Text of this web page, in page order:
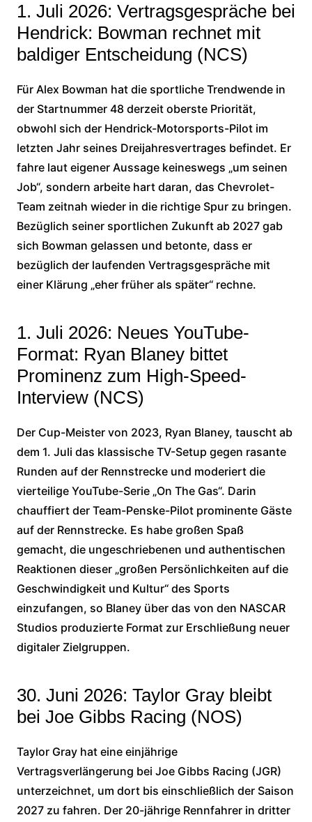
1. Juli 2026: Vertragsgespräche bei
Hendrick: Bowman rechnet mit
baldiger Entscheidung (NCS)
Für Alex Bowman hat die sportliche Trendwende in
der Startnummer 48 derzeit oberste Priorität,
obwohl sich der Hendrick-Motorsports-Pilot im
letzten Jahr seines Dreijahresvertrages befindet. Er
fahre laut eigener Aussage keineswegs „um seinen
Job“, sondern arbeite hart daran, das Chevrolet-
Team zeitnah wieder in die richtige Spur zu bringen.
Bezüglich seiner sportlichen Zukunft ab 2027 gab
sich Bowman gelassen und betonte, dass er
bezüglich der laufenden Vertragsgespräche mit
einer Klärung „eher früher als später“ rechne.
1. Juli 2026: Neues YouTube-
Format: Ryan Blaney bittet
Prominenz zum High-Speed-
Interview (NCS)
Der Cup-Meister von 2023, Ryan Blaney, tauscht ab
dem 1. Juli das klassische TV-Setup gegen rasante
Runden auf der Rennstrecke und moderiert die
vierteilige YouTube-Serie „On The Gas“. Darin
chauffiert der Team-Penske-Pilot prominente Gäste
auf der Rennstrecke. Es habe großen Spaß
gemacht, die ungeschriebenen und authentischen
Reaktionen dieser „großen Persönlichkeiten auf die
Geschwindigkeit und Kultur“ des Sports
einzufangen, so Blaney über das von den NASCAR
Studios produzierte Format zur Erschließung neuer
digitaler Zielgruppen.
30. Juni 2026: Taylor Gray bleibt
bei Joe Gibbs Racing (NOS)
Taylor Gray hat eine einjährige
Vertragsverlängerung bei Joe Gibbs Racing (JGR)
unterzeichnet, um dort bis einschließlich der Saison
2027 zu fahren. Der 20-jährige Rennfahrer in dritter